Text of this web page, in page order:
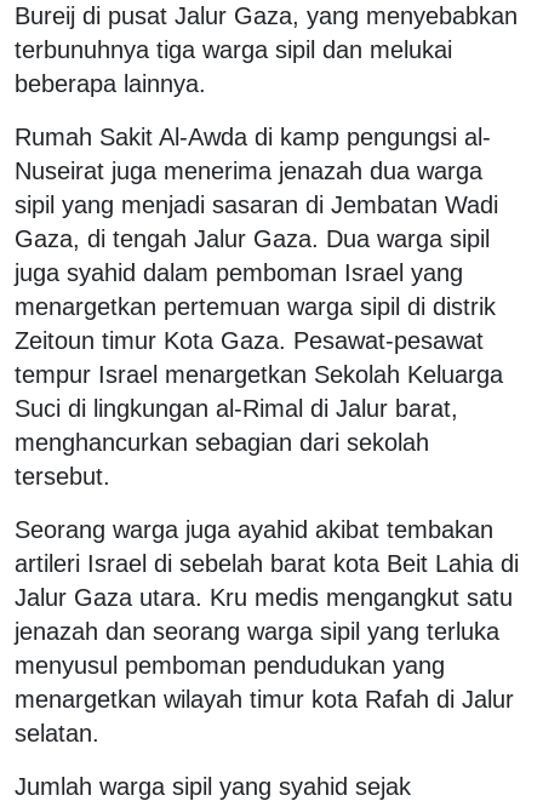
Bureij di pusat Jalur Gaza, yang menyebabkan
terbunuhnya tiga warga sipil dan melukai
beberapa lainnya.
Rumah Sakit Al-Awda di kamp pengungsi al-
Nuseirat juga menerima jenazah dua warga
sipil yang menjadi sasaran di Jembatan Wadi
Gaza, di tengah Jalur Gaza. Dua warga sipil
juga syahid dalam pemboman Israel yang
menargetkan pertemuan warga sipil di distrik
Zeitoun timur Kota Gaza. Pesawat-pesawat
tempur Israel menargetkan Sekolah Keluarga
Suci di lingkungan al-Rimal di Jalur barat,
menghancurkan sebagian dari sekolah
tersebut.
Seorang warga juga ayahid akibat tembakan
artileri Israel di sebelah barat kota Beit Lahia di
Jalur Gaza utara. Kru medis mengangkut satu
jenazah dan seorang warga sipil yang terluka
menyusul pemboman pendudukan yang
menargetkan wilayah timur kota Rafah di Jalur
selatan.
Jumlah warga sipil yang syahid sejak